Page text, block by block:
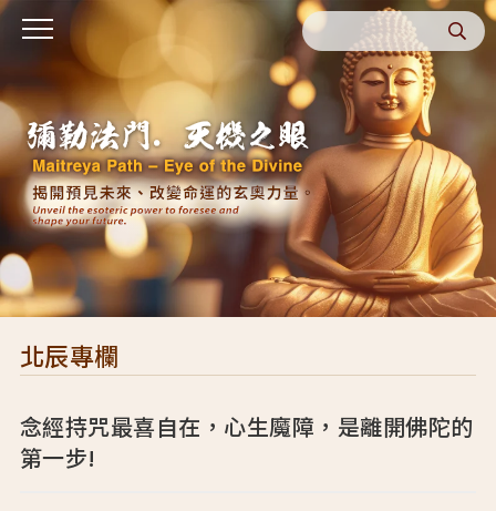
北辰專欄
念經持咒最喜自在，心生魔障，是離開佛陀的
第一步!